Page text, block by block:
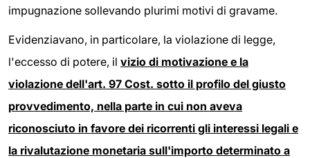
impugnazione sollevando plurimi motivi di gravame.
Evidenziavano, in particolare, la violazione di legge,
l'eccesso di potere, il vizio di motivazione e la
violazione dell'art. 97 Cost. sotto il profilo del giusto
provvedimento, nella parte in cui non aveva
riconosciuto in favore dei ricorrenti gli interessi legali e
la rivalutazione monetaria sull'importo determinato a